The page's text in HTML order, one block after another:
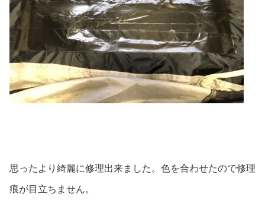
思ったより綺麗に修理出来ました。色を合わせたので修理
痕が目立ちません。